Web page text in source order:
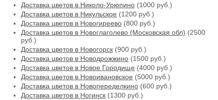
Доставка цветов в Николо-Урюпино (1000 руб.)
Доставка цветов в Никульское (1200 руб.)
Доставка цветов в Новогиреево (800 руб.)
Доставка цветов в Новоглаголево (Московская обл) (2500
руб.)
Доставка цветов в Новогорск (900 руб.)
Доставка цветов в Новодрожжино (1500 руб.)
Доставка цветов в Новое Городище (4000 руб.)
Доставка цветов в Новоивановское (5000 руб.)
Доставка цветов в Новопеределкино (600 руб.)
Доставка цветов в Ногинск (1300 руб.)